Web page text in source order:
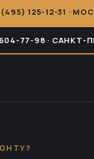
(495) 125-12-31 ·
77-98 · САНКТ-